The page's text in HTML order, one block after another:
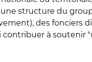
structure du
des fonciers
à soutenir